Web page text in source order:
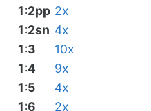
1:2pp 2x
1:2sn 4x
1:3
10x
1:4
9x
1:5
4x
1:6
2x